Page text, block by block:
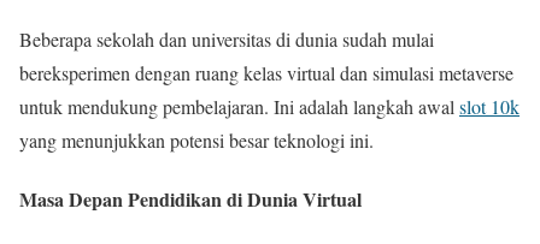
Beberapa sekolah dan universitas di dunia sudah mulai
bereksperimen dengan ruang kelas virtual dan simulasi metaverse
untuk mendukung pembelajaran. Ini adalah langkah awal slot 10k
yang menunjukkan potensi besar teknologi ini.
Masa Depan Pendidikan di Dunia Virtual